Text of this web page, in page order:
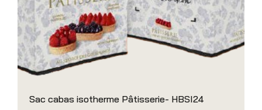
Sac cabas isotherme Pâtisserie- HBSI24